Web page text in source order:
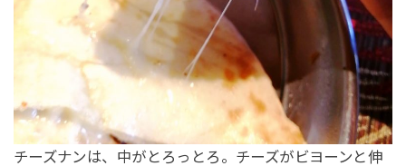
チーズナンは、中がとろっとろ。チーズがビヨーンと伸